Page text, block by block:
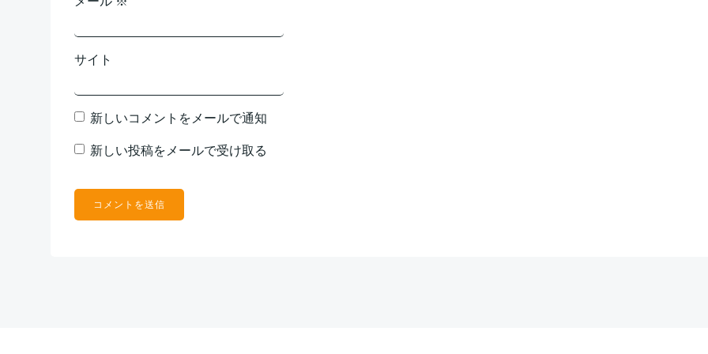
サイト
新しいコメントをメールで通知
新しい投稿をメールで受け取る